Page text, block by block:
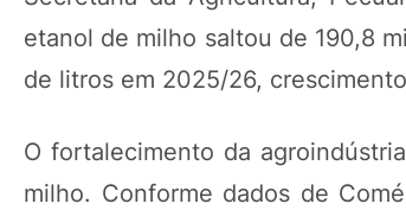
etanol de milho saltou de 190,8
de litros em 2025/26,
O fortalecimento da
milho. Conforme dados de